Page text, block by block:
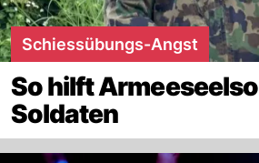
Schiessübungs-Angst
So hilft
Soldaten